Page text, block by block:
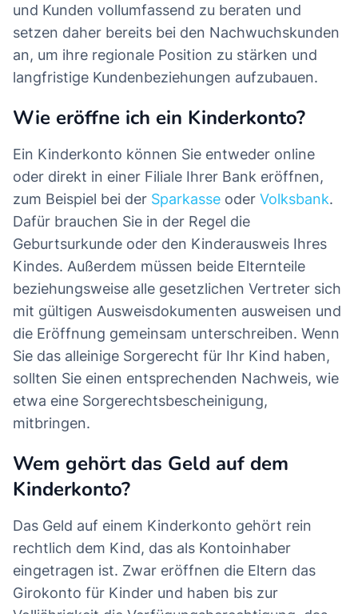
und Kunden vollumfassend zu beraten und
setzen daher bereits bei den Nachwuchskunden
an, um ihre regionale Position zu stärken und
langfristige Kundenbeziehungen aufzubauen.
Wie eröffne ich ein Kinderkonto?
Ein Kinderkonto können Sie entweder online
oder direkt in einer Filiale Ihrer Bank eröffnen,
zum Beispiel bei der Sparkasse oder Volksbank.
Dafür brauchen Sie in der Regel die
Geburtsurkunde oder den Kinderausweis Ihres
Kindes. Außerdem müssen beide Elternteile
beziehungsweise alle gesetzlichen Vertreter sich
mit gültigen Ausweisdokumenten ausweisen und
die Eröffnung gemeinsam unterschreiben. Wenn
Sie das alleinige Sorgerecht für Ihr Kind haben,
sollten Sie einen entsprechenden Nachweis, wie
etwa eine Sorgerechtsbescheinigung,
mitbringen.
Wem gehört das Geld auf dem
Kinderkonto?
Das Geld auf einem Kinderkonto gehört rein
rechtlich dem Kind, das als Kontoinhaber
eingetragen ist. Zwar eröffnen die Eltern das
Girokonto für Kinder und haben bis zur